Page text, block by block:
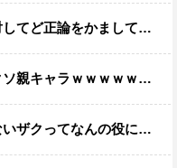
してしまうｗｗｗｗｗｗｗｗｗｗ
ｗｗｗｗｗｗｗｗｗｗｗｗ
んの役に立つ設定なんだ？